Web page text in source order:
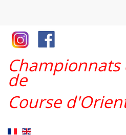
Championnats
de
Course